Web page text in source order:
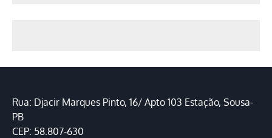
Rua: Djacir Marques Pinto, 16/ Apto 103 Estação, Sousa-
PB
CEP: 58.807-630